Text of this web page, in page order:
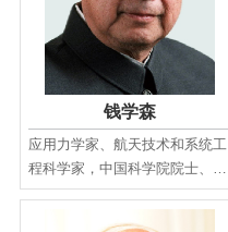
钱学森
应用力学家、航天技术和系统工
程科学家，中国科学院院士、中
国工程院院士